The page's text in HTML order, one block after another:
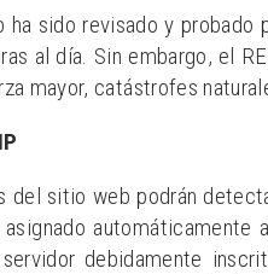
ha sido revisado y
al día. Sin embargo, el
mayor, catástrofes
del sitio web podrán
asignado
debidamente